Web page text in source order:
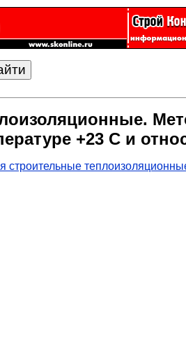
+23 С и
строительные